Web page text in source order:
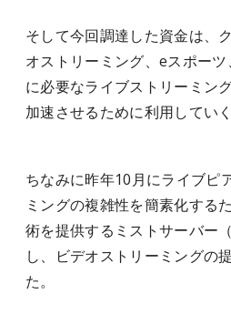
そして今回調達した資金は、
オストリーミング、eスポー
に必要なライブストリーミン
加速させるために利用してい
ちなみに昨年10月にライブピ
ミングの複雑性を簡素化する
術を提供するミストサーバー
し、ビデオストリーミングの
た。